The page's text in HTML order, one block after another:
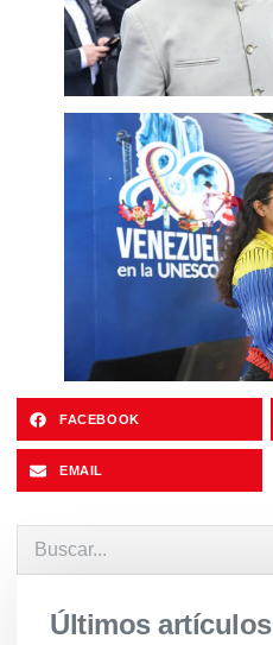
FACEBOOK
EMAIL
Últimos artículos